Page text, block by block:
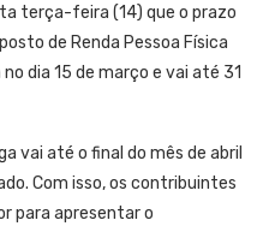
terça-feira (14) que o prazo
de Renda Pessoa Física
dia 15 de março e vai até 31
vai até o final do mês de abril
Com isso, os contribuintes
para apresentar o